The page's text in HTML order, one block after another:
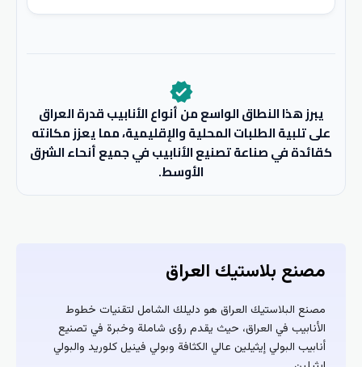
verified
يبرز هذا النطاق الواسع من أنواع الأنابيب قدرة العراق
على تلبية الطلبات المحلية والإقليمية، مما يعزز مكانته
كقائدة في صناعة تصنيع الأنابيب في جميع أنحاء الشرق
الأوسط.
مصنع بلاستيك العراق
مصنع البلاستيك العراق هو دليلك الشامل لتقنيات خطوط
الأنابيب في العراق، حيث يقدم رؤى شاملة وخبرة في تصنيع
أنابيب البولي إيثيلين عالي الكثافة وبولي فينيل كلوريد والبولي